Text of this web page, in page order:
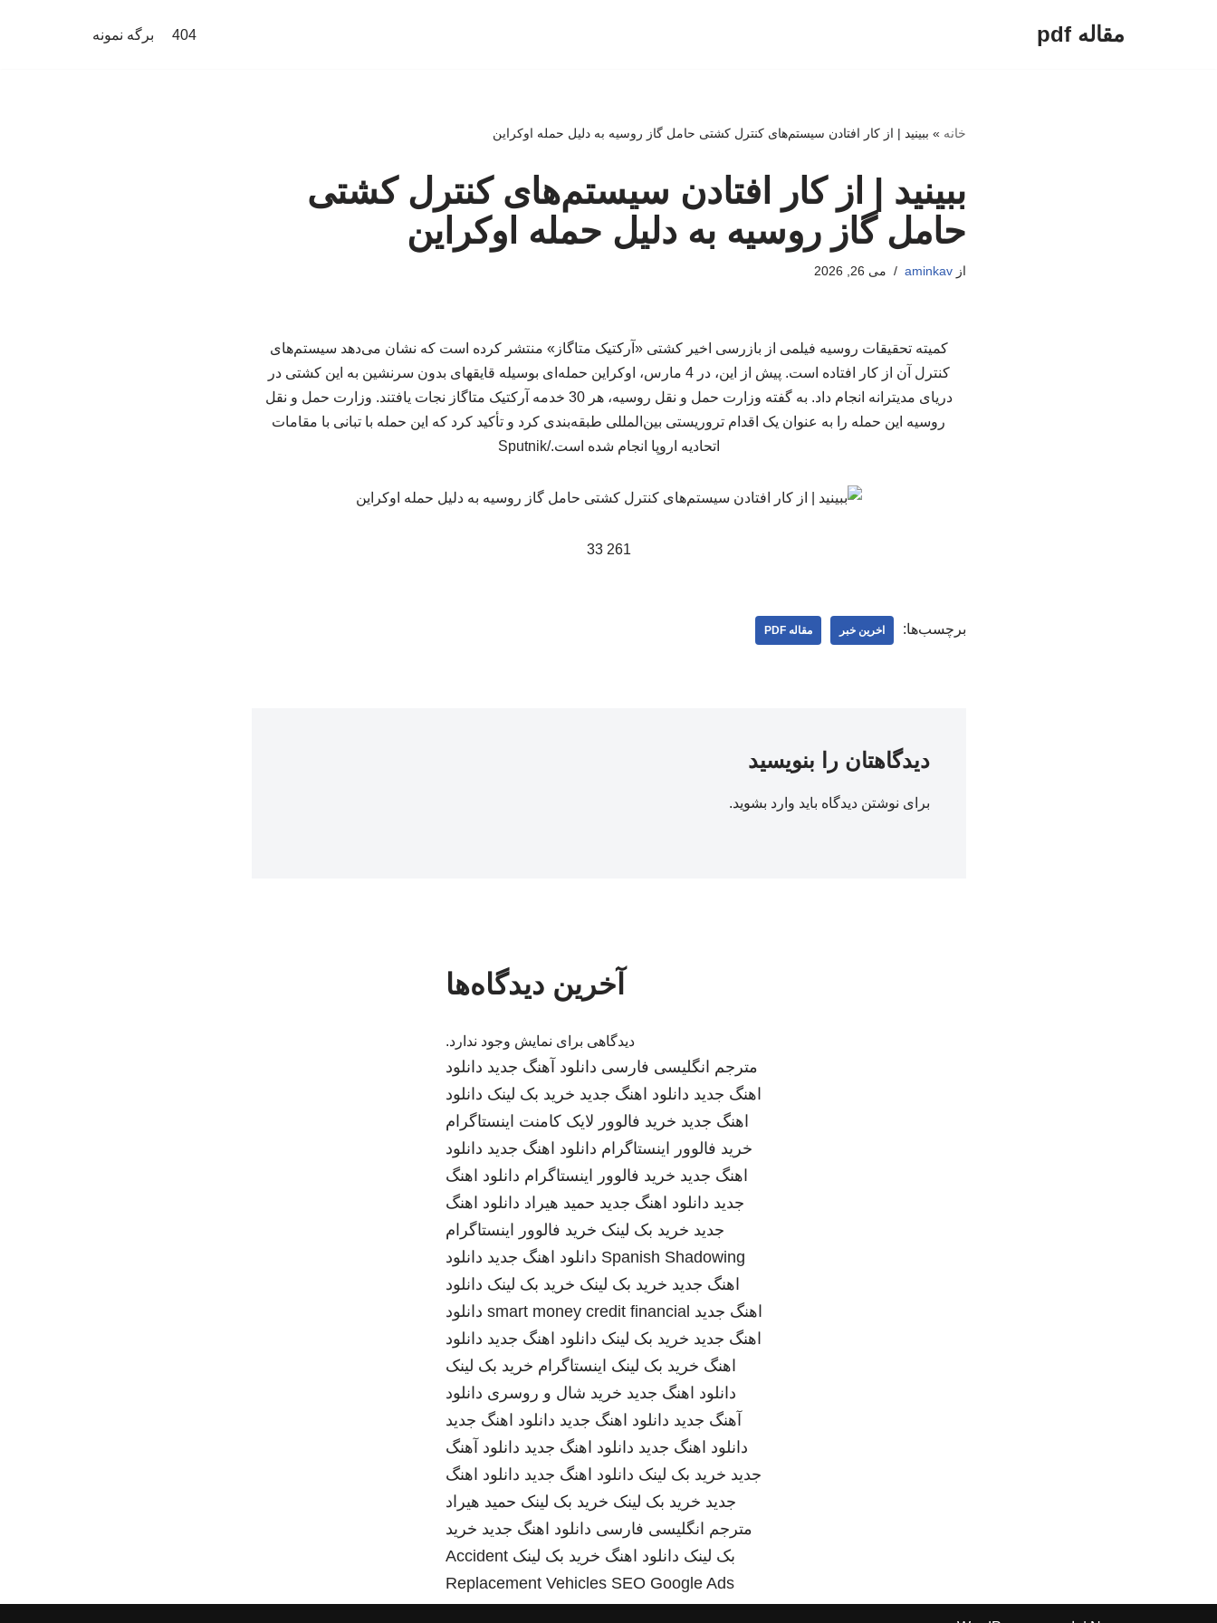
مقاله pdf 404 برگه نمونه
خانه » ببینید | از کار افتادن سیستم‌های کنترل کشتی حامل گاز روسیه به دلیل حمله اوکراین
ببینید | از کار افتادن سیستم‌های کنترل کشتی
حامل گاز روسیه به دلیل حمله اوکراین
ازaminkav می 26, 2026
کمیته تحقیقات روسیه فیلمی از بازرسی اخیر کشتی «آرکتیک متاگاز» منتشر کرده است که نشان می‌دهد سیستم‌های
کنترل آن از کار افتاده است. پیش از این، در 4 مارس، اوکراین حمله‌ای بوسیله قایقهای بدون سرنشین به این کشتی در
دریای مدیترانه انجام داد. به گفته وزارت حمل و نقل روسیه، هر 30 خدمه آرکتیک متاگاز نجات یافتند. وزارت حمل و نقل
روسیه این حمله را به عنوان یک اقدام تروریستی بین‌المللی طبقه‌بندی کرد و تأکید کرد که این حمله با تبانی با مقامات
اتحادیه اروپا انجام شده است./Sputnik
261 33
برچسب‌ها: اخرین خبر مقاله PDF
دیدگاهتان را بنویسید
برای نوشتن دیدگاه باید وارد بشوید.
آخرین دیدگاه‌ها
دیدگاهی برای نمایش وجود ندارد.
مترجم انگلیسی فارسی دانلود آهنگ جدید دانلود
اهنگ جدید دانلود اهنگ جدید خرید بک لینک دانلود
اهنگ جدید خرید فالوور لایک کامنت اینستاگرام
خرید فالوور اینستاگرام دانلود اهنگ جدید دانلود
اهنگ جدید خرید فالوور اینستاگرام دانلود اهنگ
جدید دانلود اهنگ جدید حمید هیراد دانلود اهنگ
جدید خرید بک لینک خرید فالوور اینستاگرام
Spanish Shadowing دانلود اهنگ جدید دانلود
اهنگ جدید خرید بک لینک خرید بک لینک دانلود
اهنگ جدید smart money credit financial دانلود
اهنگ جدید خرید بک لینک دانلود اهنگ جدید دانلود
اهنگ خرید بک لینک اینستاگرام خرید بک لینک
دانلود اهنگ جدید خرید شال و روسری دانلود
آهنگ جدید دانلود اهنگ جدید دانلود اهنگ جدید
دانلود اهنگ جدید دانلود اهنگ جدید دانلود آهنگ
جدید خرید بک لینک دانلود اهنگ جدید دانلود اهنگ
جدید خرید بک لینک خرید بک لینک حمید هیراد
مترجم انگلیسی فارسی دانلود اهنگ جدید خرید
بک لینک دانلود اهنگ خرید بک لینک Accident
Replacement Vehicles SEO Google Ads